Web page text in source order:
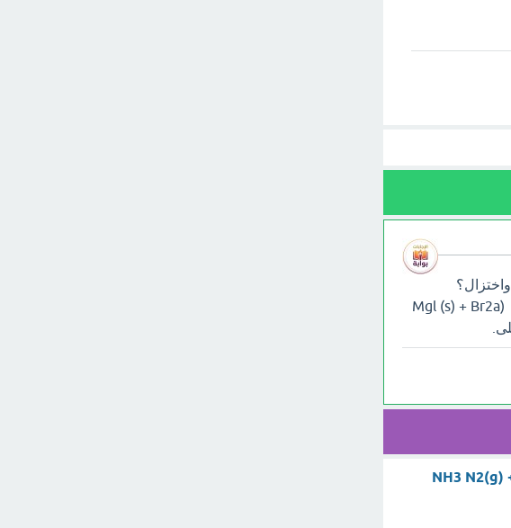
Mgl (s) +
أكمل المعادلة الكيميائية الموزونة التالية : N2(g) + 3H2(g) → ................... (g) ‏NH3